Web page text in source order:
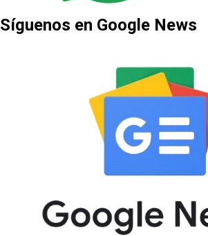
Síguenos en Google News